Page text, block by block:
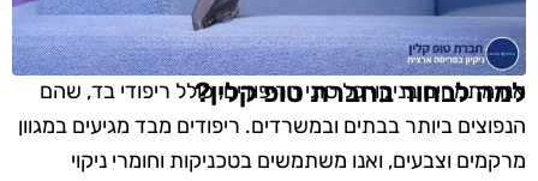
למה לבחור בחברת טופ קלין?
אנו מתמחים בניקוי כל סוגי הריפודים, כולל ריפודי בד, שהם
הנפוצים ביותר בבתים ובמשרדים. ריפודים מבד מגיעים במגוון
מרקמים וצבעים, ואנו משתמשים בטכניקות וחומרי ניקוי